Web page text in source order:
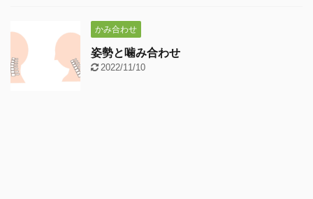
かみ合わせ
姿勢と噛み合わせ
2022/11/10